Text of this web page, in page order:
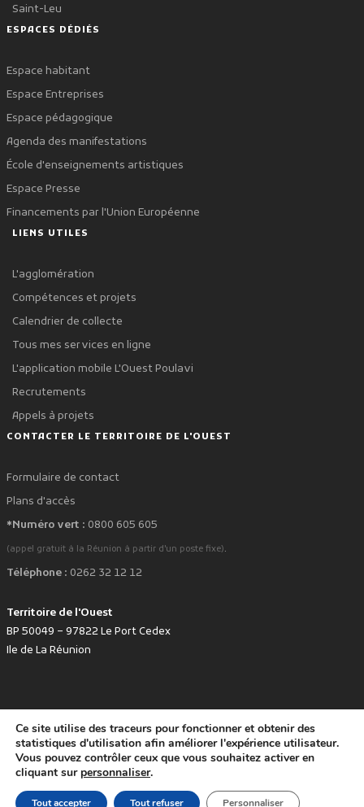
Saint-Leu
ESPACES DÉDIÉS
Espace habitant
Espace Entreprises
Espace pédagogique
Agenda des manifestations
École d'enseignements artistiques
Espace Presse
Financements par l'Union Européenne
LIENS UTILES
L'agglomération
Compétences et projets
Calendrier de collecte
Tous mes services en ligne
L'application mobile L'Ouest Poulavi
Recrutements
Appels à projets
CONTACTER LE TERRITOIRE DE L'OUEST
Formulaire de contact
Plans d'accès
*Numéro vert : 0800 605 605
(appel gratuit à la Réunion à partir d'un poste fixe).
Téléphone : 0262 32 12 12
Territoire de l'Ouest
BP 50049 – 97822 Le Port Cedex
Ile de La Réunion
Développé avec favoritepar le Territoire de l'Ouest © www.tco.re -2026.
Politique de protection des données personnelles
Mentions légales
Accessibilité : non conforme
Ce site utilise des traceurs pour fonctionner et obtenir des
statistiques d'utilisation afin améliorer l'expérience utilisateur.
Vous pouvez contrôler ceux que vous souhaitez activer en
cliquant sur personnaliser.
Tout accepter Tout refuser Personnaliser